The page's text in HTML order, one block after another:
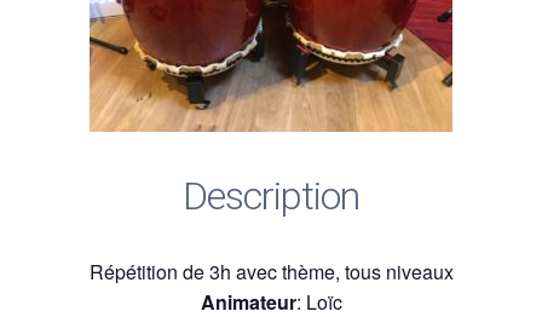
Description
Répétition de 3h avec thème, tous niveaux
Animateur: Loïc